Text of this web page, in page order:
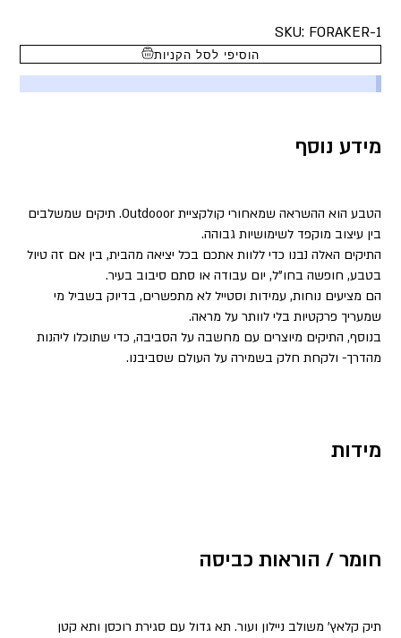
SKU: FORAKER-1
הוסיפי לסל הקניות
מידע נוסף
הטבע הוא ההשראה שמאחורי קולקציית Outdooor. תיקים שמשלבים
בין עיצוב מוקפד לשימושיות גבוהה.
התיקים האלה נבנו כדי ללוות אתכם בכל יציאה מהבית, בין אם זה טיול
בטבע, חופשה בחו”ל, יום עבודה או סתם סיבוב בעיר.
הם מציעים נוחות, עמידות וסטייל לא מתפשרים, בדיוק בשביל מי
שמעריך פרקטיות בלי לוותר על מראה.
בנוסף, התיקים מיוצרים עם מחשבה על הסביבה, כדי שתוכלו ליהנות
מהדרך- ולקחת חלק בשמירה על העולם שסביבנו.
מידות
חומר / הוראות כביסה
תיק קלאץ’ משולב ניילון ועור. תא גדול עם סגירת רוכסן ותא קטן